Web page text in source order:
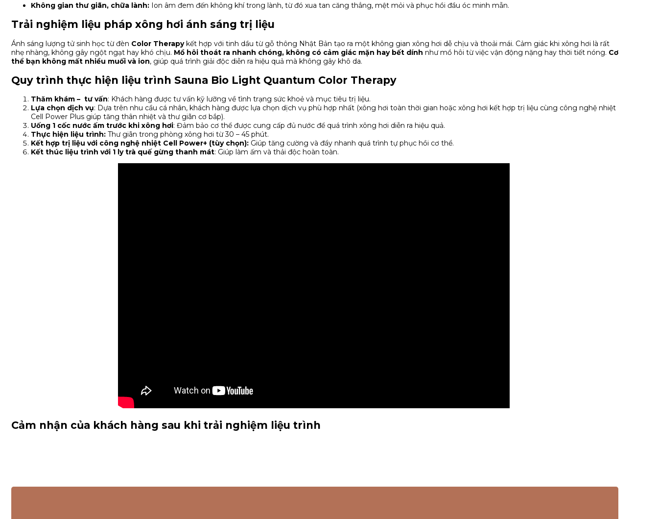
Không gian thư giãn, chữa lành: Ion âm đem đến không khí trong lành, từ đó xua tan căng thẳng, mệt mỏi và phục hồi đầu óc minh mẫn.
Trải nghiệm liệu pháp xông hơi ánh sáng trị liệu
Ánh sáng lượng tử sinh học từ đèn Color Therapykết hợp với tinh dầu từ gỗ thông Nhật Bản tạo ra một không gian xông hơi dễ chịu và thoải mái. Cảm giác khi xông hơi là rất
nhẹ nhàng, không gây ngột ngạt hay khó chịu. Mồ hôi thoát ra nhanh chóng, không có cảm giác mặn hay bết dính như mồ hôi từ việc vận động nặng hay thời tiết nóng. Cơ
thể bạn không mất nhiều muối và ion, giúp quá trình giải độc diễn ra hiệu quả mà không gây khô da.
Quy trình thực hiện liệu trình Sauna Bio Light Quantum Color Therapy
Thăm khám – tư vấn: Khách hàng được tư vấn kỹ lưỡng về tình trạng sức khoẻ và mục tiêu trị liệu.
Lựa chọn dịch vụ: Dựa trên nhu cầu cá nhân, khách hàng được lựa chọn dịch vụ phù hợp nhất (xông hơi toàn thời gian hoặc xông hơi kết hợp trị liệu cùng công nghệ nhiệt
Cell Power Plus giúp tăng thân nhiệt và thư giãn cơ bắp).
Uống 1 cốc nước ấm trước khi xông hơi: Đảm bảo cơ thể được cung cấp đủ nước để quá trình xông hơi diễn ra hiệu quả.
Thực hiện liệu trình: Thư giãn trong phòng xông hơi từ 30 – 45 phút.
Kết hợp trị liệu với công nghệ nhiệt Cell Power+ (tùy chọn): Giúp tăng cường và đẩy nhanh quá trình tự phục hồi cơ thể.
Kết thúc liệu trình với 1 ly trà quế gừng thanh mát: Giúp làm ấm và thải độc hoàn toàn.
Cảm nhận của khách hàng sau khi trải nghiệm liệu trình